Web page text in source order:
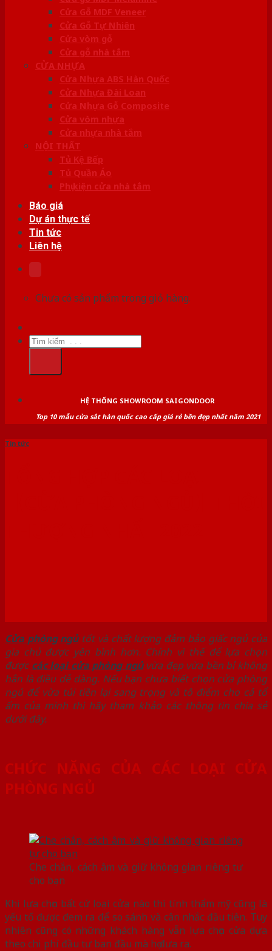
Cửa Gỗ MDF Veneer
Cửa Gỗ Tự Nhiên
Cửa vòm gỗ
Cửa gỗ nhà tắm
CỬA NHỰA
Cửa Nhựa ABS Hàn Quốc
Cửa Nhựa Đài Loan
Cửa Nhựa Gỗ Composite
Cửa vòm nhựa
Cửa nhựa nhà tắm
NỘI THẤT
Tủ Kệ Bếp
Tủ Quần Áo
Phụ kiện cửa nhà tắm
Báo giá
Dự án thực tế
Tin tức
Liên hệ
Chưa có sản phẩm trong giỏ hàng.
Tìm
kiếm:
HỆ THỐNG SHOWROOM SAIGONDOOR
Top 10 mẫu cửa sắt hàn quốc cao cấp giá rẻ bền đẹp nhất năm 2021
Tin tức
Cửa phòng ngủtốt và chất lượng đảm bảo giấc ngủ của
gia chủ được yên bình hơn. Chính vì thế để lựa chọn
được các loại cửa phòng ngủ vừa đẹp vừa bền bỉ không
hẳn là điều dễ dàng. Nếu bạn chưa biết chọn cửa phòng
ngủ để vừa túi tiền lại sang trọng và tô điểm cho cả tổ
ấm của mình thì hãy tham khảo các thông tin chia sẻ
dưới đây.
CHỨC NĂNG CỦA CÁC LOẠI CỬA
PHÒNG NGỦ
Che chắn, cách âm và giữ không gian riêng tư
cho bạn
Khi lựa chọn bất cứ loại cửa nào thì tính thẩm mỹ cũng là
yếu tố được đem ra để so sánh và cân nhắc đầu tiên. Tuy
nhiên cũng có những khách hàng vẫn lựa chọn cửa dựa
theo chi phí đầu tư ban đầu mà họ đưa ra.